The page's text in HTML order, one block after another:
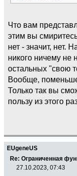
Что вам
этим вы
нет - значит, нет.
никого ничему не
остальных "свою
Вообще,
Только так вы
пользу из этого
EUgeneUS
Re: Ограниченная
27.10.2023, 07:43